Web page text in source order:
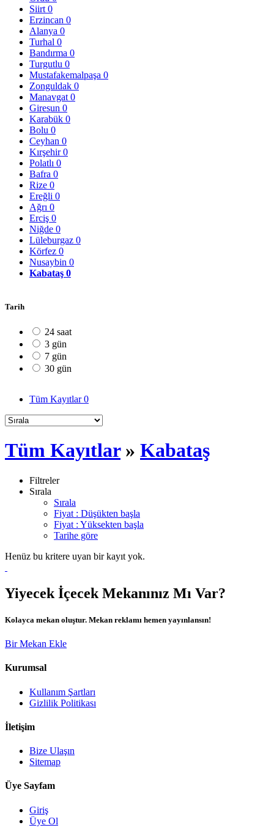
Siirt 0
Erzincan 0
Alanya 0
Turhal 0
Bandırma 0
Turgutlu 0
Mustafakemalpaşa 0
Zonguldak 0
Manavgat 0
Giresun 0
Karabük 0
Bolu 0
Ceyhan 0
Kırşehir0
Polatlı 0
Bafra 0
Rize 0
Ereğli 0
Ağrı 0
Erciş 0
Niğde 0
Lüleburgaz 0
Körfez 0
Nusaybin 0
Kabataş 0
Tarih
24 saat
3 gün
7 gün
30 gün
Tüm Kayıtlar0
Tüm Kayıtlar» Kabataş
Filtreler
Sırala
Sırala
Fiyat : Düşükten başla
Fiyat : Yüksekten başla
Tarihe göre
Henüz bu kritere uyan bir kayıt yok.
Yiyecek İçecek Mekanınız Mı Var?
Kolayca mekan oluştur. Mekan reklamı hemen yayınlansın!
Bir Mekan Ekle
Kurumsal
Kullanım Şartları
Gizlilik Politikası
İletişim
Bize Ulaşın
Sitemap
Üye Sayfam
Giriş
Üye Ol